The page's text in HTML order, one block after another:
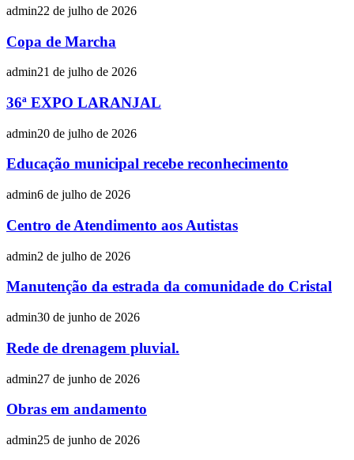
admin22 de julho de 2026
Copa de Marcha
admin21 de julho de 2026
36ª EXPO LARANJAL
admin20 de julho de 2026
Educação municipal recebe reconhecimento
admin6 de julho de 2026
Centro de Atendimento aos Autistas
admin2 de julho de 2026
Manutenção da estrada da comunidade do Cristal
admin30 de junho de 2026
Rede de drenagem pluvial.
admin27 de junho de 2026
Obras em andamento
admin25 de junho de 2026